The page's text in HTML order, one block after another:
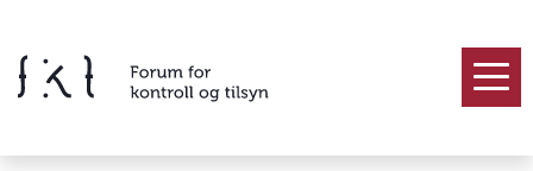
innholdet